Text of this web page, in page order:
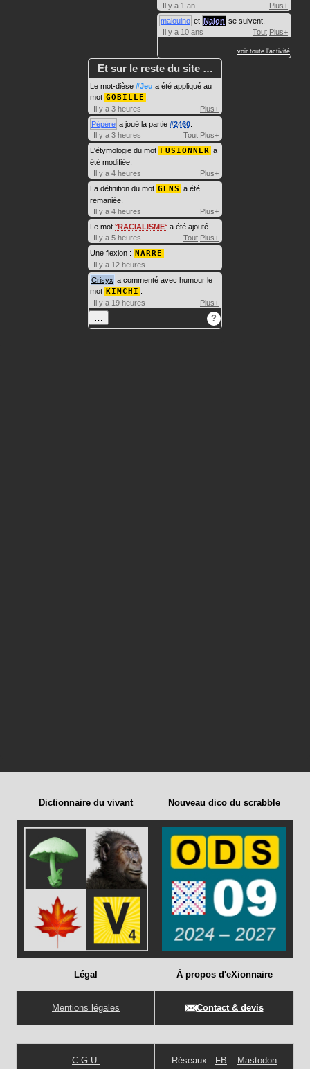
Il y a 1 an
Plus+
malouino et Nalon se suivent.
Il y a 10 ans
Tout Plus+
voir toute l'activité
Et sur le reste du site …
Le mot-dièse #Jeu a été appliqué au
mot GOBILLE
Il y a 3 heures
Plus+
Pépère a joué la partie #2460
Il y a 3 heures
Tout Plus+
L'étymologie du mot FUSIONNER a
été modifiée.
Il y a 4 heures
Plus+
La définition du mot GENS a été
remaniée.
Il y a 4 heures
Plus+
Le mot RACIALISME a été ajouté.
Il y a 5 heures
Tout Plus+
Une flexion : NARRE
Il y a 12 heures
Crisyx a commenté avec humour le
mot KIMCHI
Il y a 19 heures
Plus+
?
Dictionnaire du vivant Nouveau dico du scrabble
Légal
Mentions légales
C.G.U.
À propos d'eXionnaire
Contact & devis
Réseaux : FB – Mastodon